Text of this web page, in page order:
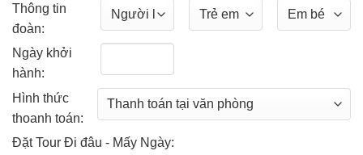
Thông tin
đoàn:
Ngày khởi
hành:
Hình thức
thoanh toán:
Đặt Tour Đi đâu - Mấy Ngày: